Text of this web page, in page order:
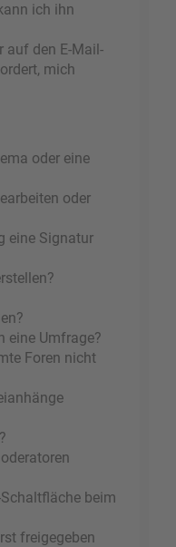
ich ihn
auf den E-Mail-
mich
oder eine
oder
eine Signatur
eine Umfrage?
Foren nicht
Schaltfläche beim
freigegeben